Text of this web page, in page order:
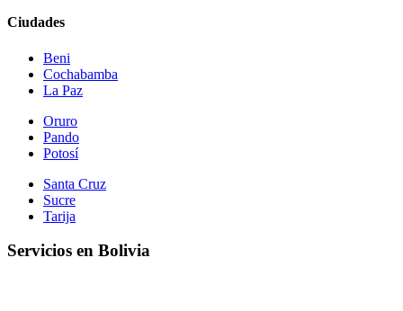
Ciudades
Beni
Cochabamba
La Paz
Oruro
Pando
Potosí
Santa Cruz
Sucre
Tarija
Servicios en Bolivia